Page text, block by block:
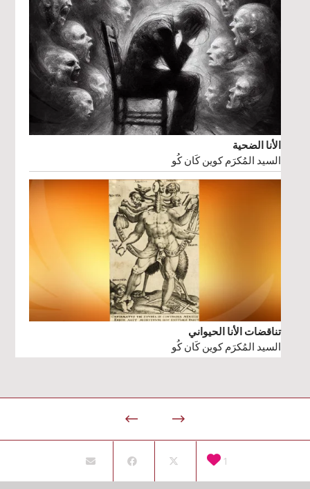
الأنا الضحية
السيد المُكرَم كوين كَان كُو
تناقضات الأنا الحيواني
السيد المُكرَم كوين كَان كُو
1